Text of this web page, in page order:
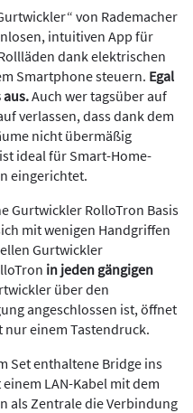
von Rademacher
intuitiven App für
dank elektrischen
Smartphone steuern. Egal
aus.Auch wer tagsüber auf
verlassen, dass dank dem
nicht übermäßig
ideal für Smart-Home-
eingerichtet.
Gurtwickler RolloTron Basis
mit wenigen Handgriffen
Gurtwickler
in jeden gängigen
über den
angeschlossen ist, öffnet
einem Tastendruck.
Set enthaltene Bridge ins
LAN-Kabel mit dem
als Zentrale die Verbindung